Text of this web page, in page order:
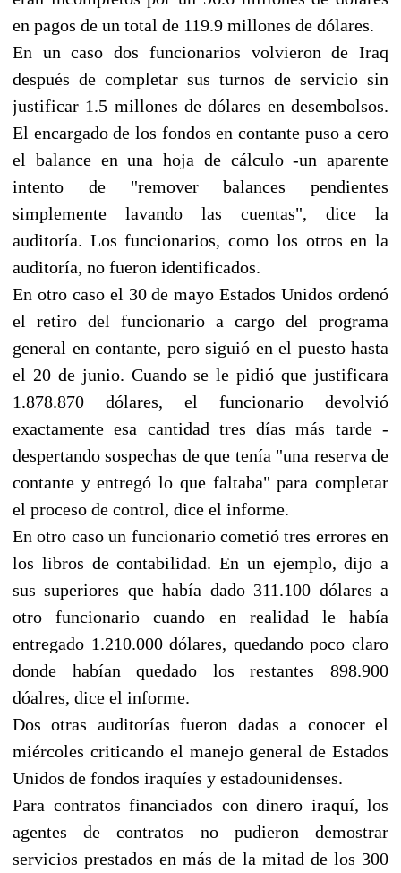
en pagos de un total de 119.9 millones de dólares.
En un caso dos funcionarios volvieron de Iraq
después de completar sus turnos de servicio sin
justificar 1.5 millones de dólares en desembolsos.
El encargado de los fondos en contante puso a cero
el balance en una hoja de cálculo -un aparente
intento de "remover balances pendientes
simplemente lavando las cuentas", dice la
auditoría. Los funcionarios, como los otros en la
auditoría, no fueron identificados.
En otro caso el 30 de mayo Estados Unidos ordenó
el retiro del funcionario a cargo del programa
general en contante, pero siguió en el puesto hasta
el 20 de junio. Cuando se le pidió que justificara
1.878.870 dólares, el funcionario devolvió
exactamente esa cantidad tres días más tarde -
despertando sospechas de que tenía "una reserva de
contante y entregó lo que faltaba" para completar
el proceso de control, dice el informe.
En otro caso un funcionario cometió tres errores en
los libros de contabilidad. En un ejemplo, dijo a
sus superiores que había dado 311.100 dólares a
otro funcionario cuando en realidad le había
entregado 1.210.000 dólares, quedando poco claro
donde habían quedado los restantes 898.900
dóalres, dice el informe.
Dos otras auditorías fueron dadas a conocer el
miércoles criticando el manejo general de Estados
Unidos de fondos iraquíes y estadounidenses.
Para contratos financiados con dinero iraquí, los
agentes de contratos no pudieron demostrar
servicios prestados en más de la mitad de los 300